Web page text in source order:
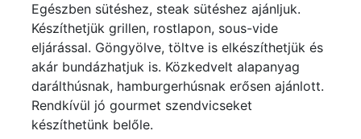
Egészben sütéshez, steak sütéshez ajánljuk.
Készíthetjük grillen, rostlapon, sous-vide
eljárással. Göngyölve, töltve is elkészíthetjük és
akár bundázhatjuk is. Közkedvelt alapanyag
darálthúsnak, hamburgerhúsnak erősen ajánlott.
Rendkívül jó gourmet szendvicseket
készíthetünk belőle.